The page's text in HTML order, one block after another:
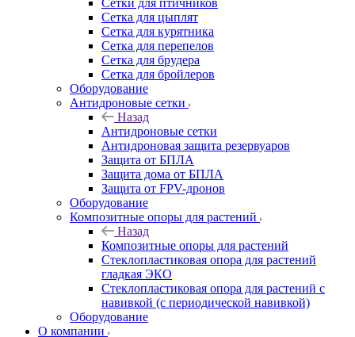
Сетки для птичников
Сетка для цыплят
Сетка для курятника
Сетка для перепелов
Сетка для брудера
Сетка для бройлеров
Оборудование
Антидроновые сетки
Назад
Антидроновые сетки
Антидроновая защита резервуаров
Защита от БПЛА
Защита дома от БПЛА
Защита от FPV-дронов
Оборудование
Композитные опоры для растений
Назад
Композитные опоры для растений
Стеклопластиковая опора для растений
гладкая ЭКО
Стеклопластиковая опора для растений с
навивкой (с периодической навивкой)
Оборудование
О компании